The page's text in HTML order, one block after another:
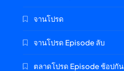
จานโปรด
จานโปรด Episode ลับ
ตลาดโปรด Episode ช้อปกัน